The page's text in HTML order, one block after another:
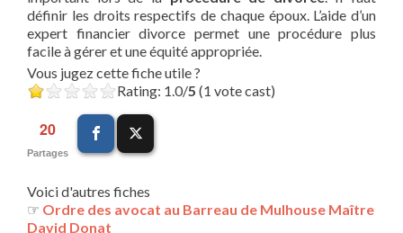
définir les droits respectifs de chaque époux. L’aide d’un
expert financier divorce permet une procédure plus
facile à gérer et une équité appropriée.
Vous jugez cette fiche utile ?
Rating: 1.0/5 (1 vote cast)
20
Partages
Voici d'autres fiches
☞ Ordre des avocat au Barreau de Mulhouse Maître
David Donat